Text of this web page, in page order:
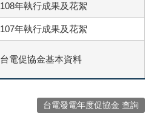
108年執行成果及花絮
107年執行成果及花絮
台電促協金基本資料
台電發電年度促協金 查詢